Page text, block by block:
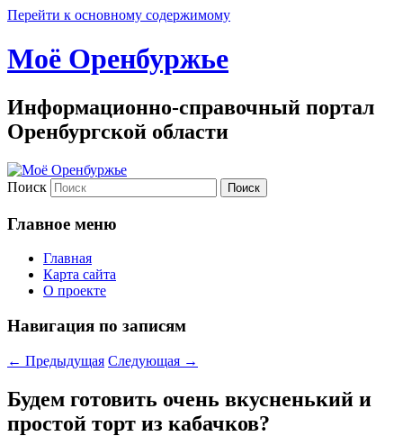
Перейти к основному содержимому
Моё Оренбуржье
Информационно-справочный портал
Оренбургской области
Поиск
Главное меню
Главная
Карта сайта
О проекте
Навигация по записям
← Предыдущая Следующая →
Будем готовить очень вкусненький и
простой торт из кабачков?